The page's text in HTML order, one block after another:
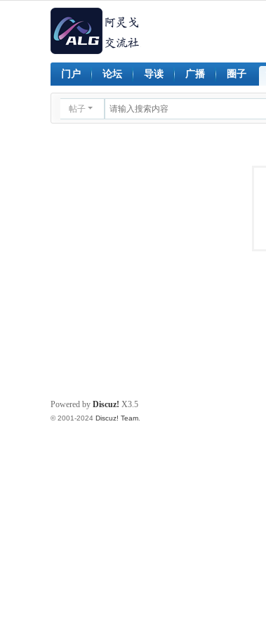
门户 论坛 导读 广播 圈子
帖子
Powered by Discuz! X3.5
© 2001-2024 Discuz! Team